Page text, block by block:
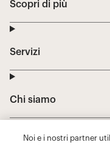
Noi e i nostri partner